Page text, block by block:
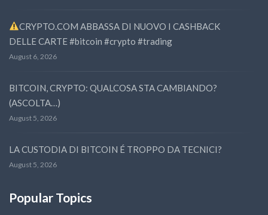
CRYPTO.COM ABBASSA DI NUOVO I CASHBACK
DELLE CARTE #bitcoin #crypto #trading
August 6, 2026
BITCOIN, CRYPTO: QUALCOSA STA CAMBIANDO?
(ASCOLTA…)
August 5, 2026
LA CUSTODIA DI BITCOIN É TROPPO DA TECNICI?
August 5, 2026
Popular Topics